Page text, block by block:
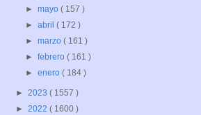
►mayo( 157 )
►abril( 172 )
►marzo( 161 )
►febrero( 161 )
►enero( 184 )
► 2023 ( 1557 )
► 2022 ( 1600 )